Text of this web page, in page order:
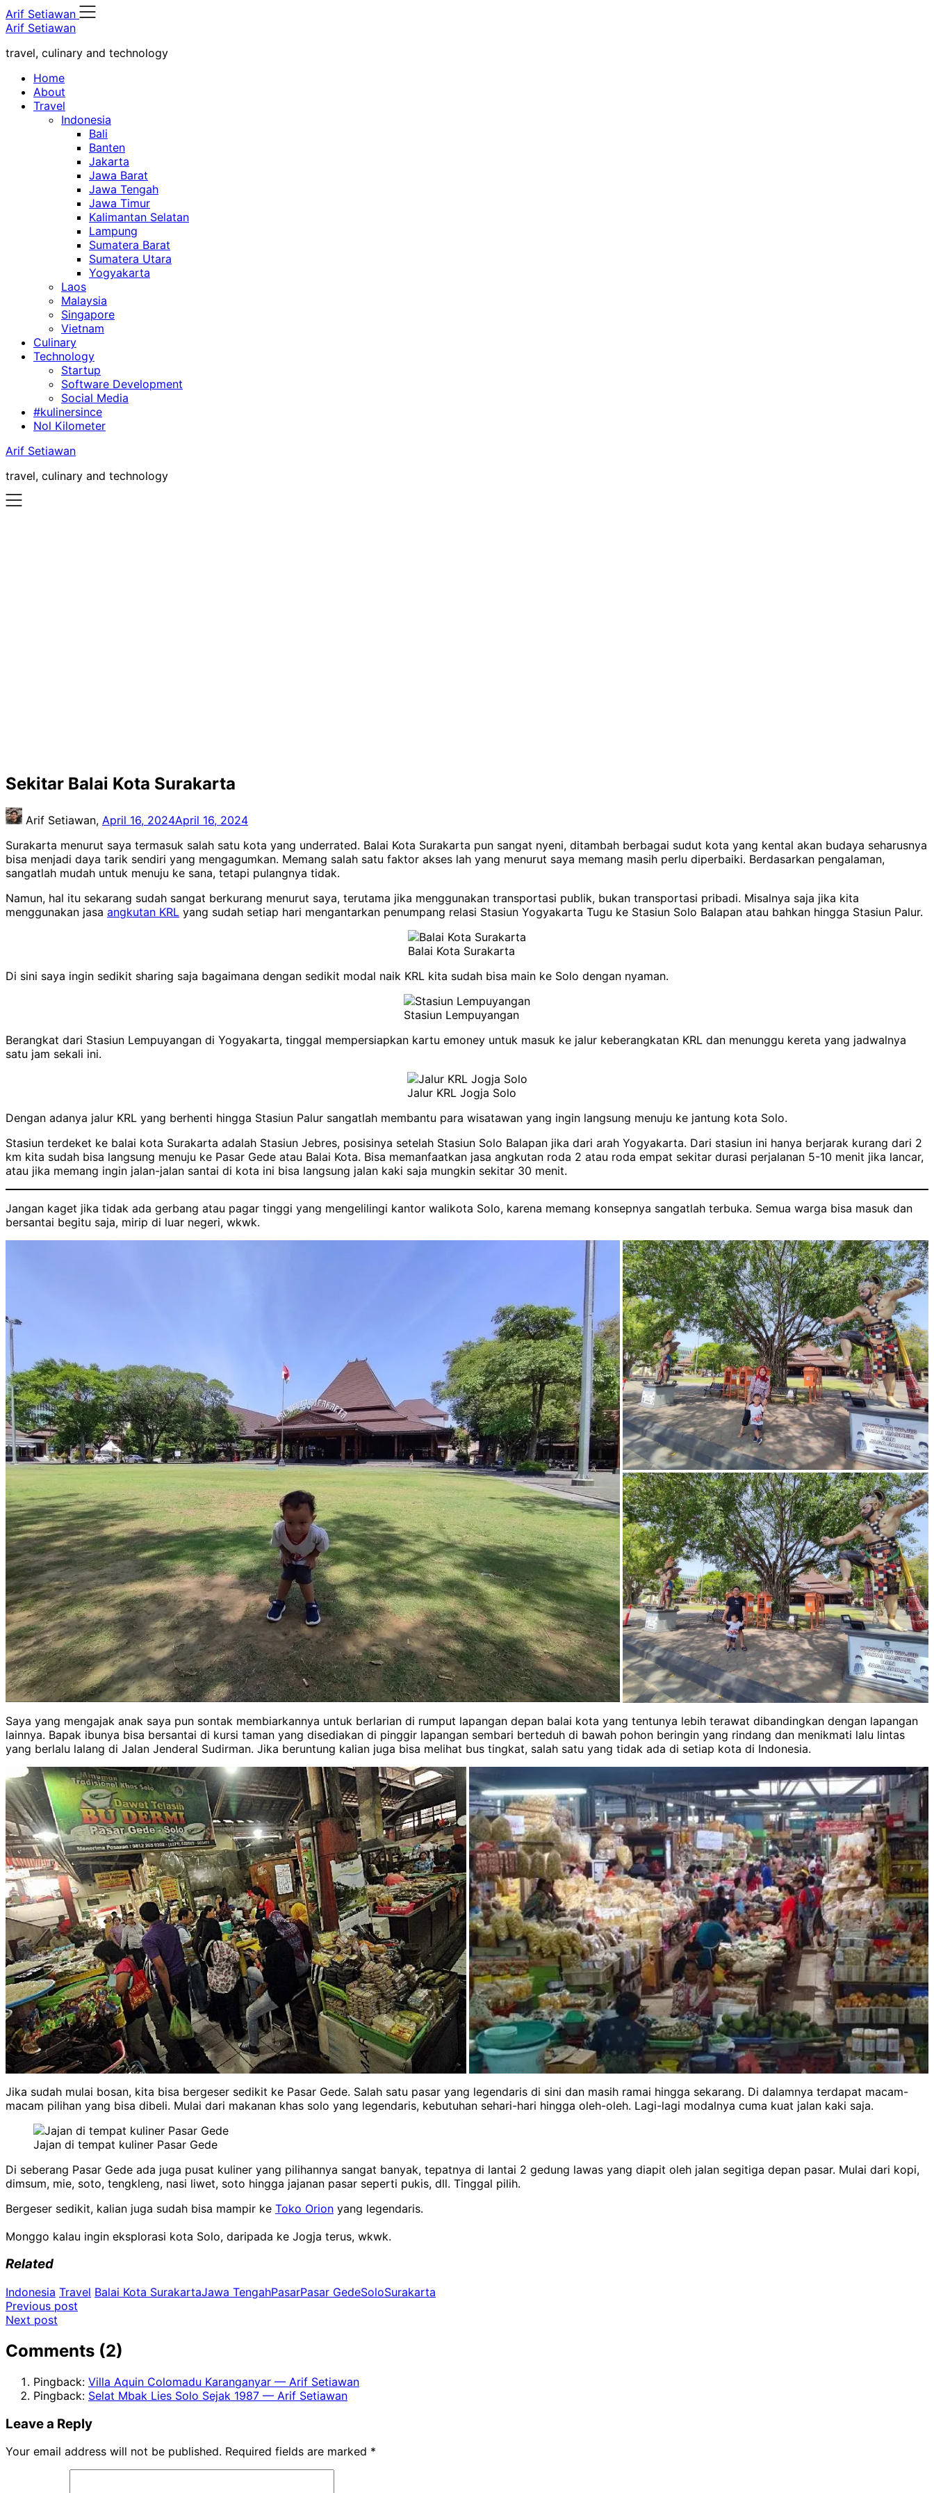
Skip
to
Arif Setiawan
Arif Setiawan
travel, culinary and technology
Home
About
Travel
Indonesia
Bali
Banten
Jakarta
Jawa Barat
Jawa Tengah
Jawa Timur
Kalimantan Selatan
Lampung
Sumatera Barat
Sumatera Utara
Yogyakarta
Laos
Malaysia
Singapore
Vietnam
Culinary
Technology
Startup
Software Development
Social Media
#kulinersince
Nol Kilometer
Arif Setiawan
travel, culinary and technology
Sekitar Balai Kota Surakarta
Arif Setiawan, April 16, 2024April 16, 2024
Surakarta menurut saya termasuk salah satu kota yang underrated. Balai Kota Surakarta pun sangat nyeni, ditambah berbagai sudut kota yang kental akan budaya seharusnya
bisa menjadi daya tarik sendiri yang mengagumkan. Memang salah satu faktor akses lah yang menurut saya memang masih perlu diperbaiki. Berdasarkan pengalaman,
sangatlah mudah untuk menuju ke sana, tetapi pulangnya tidak.
Namun, hal itu sekarang sudah sangat berkurang menurut saya, terutama jika menggunakan transportasi publik, bukan transportasi pribadi. Misalnya saja jika kita
menggunakan jasa angkutan KRL yang sudah setiap hari mengantarkan penumpang relasi Stasiun Yogyakarta Tugu ke Stasiun Solo Balapan atau bahkan hingga Stasiun Palur.
Balai Kota Surakarta
Di sini saya ingin sedikit sharing saja bagaimana dengan sedikit modal naik KRL kita sudah bisa main ke Solo dengan nyaman.
Stasiun Lempuyangan
Berangkat dari Stasiun Lempuyangan di Yogyakarta, tinggal mempersiapkan kartu emoney untuk masuk ke jalur keberangkatan KRL dan menunggu kereta yang jadwalnya
satu jam sekali ini.
Jalur KRL Jogja Solo
Dengan adanya jalur KRL yang berhenti hingga Stasiun Palur sangatlah membantu para wisatawan yang ingin langsung menuju ke jantung kota Solo.
Stasiun terdeket ke balai kota Surakarta adalah Stasiun Jebres, posisinya setelah Stasiun Solo Balapan jika dari arah Yogyakarta. Dari stasiun ini hanya berjarak kurang dari 2
km kita sudah bisa langsung menuju ke Pasar Gede atau Balai Kota. Bisa memanfaatkan jasa angkutan roda 2 atau roda empat sekitar durasi perjalanan 5-10 menit jika lancar,
atau jika memang ingin jalan-jalan santai di kota ini bisa langsung jalan kaki saja mungkin sekitar 30 menit.
Jangan kaget jika tidak ada gerbang atau pagar tinggi yang mengelilingi kantor walikota Solo, karena memang konsepnya sangatlah terbuka. Semua warga bisa masuk dan
bersantai begitu saja, mirip di luar negeri, wkwk.
Saya yang mengajak anak saya pun sontak membiarkannya untuk berlarian di rumput lapangan depan balai kota yang tentunya lebih terawat dibandingkan dengan lapangan
lainnya. Bapak ibunya bisa bersantai di kursi taman yang disediakan di pinggir lapangan sembari berteduh di bawah pohon beringin yang rindang dan menikmati lalu lintas
yang berlalu lalang di Jalan Jenderal Sudirman. Jika beruntung kalian juga bisa melihat bus tingkat, salah satu yang tidak ada di setiap kota di Indonesia.
Jika sudah mulai bosan, kita bisa bergeser sedikit ke Pasar Gede. Salah satu pasar yang legendaris di sini dan masih ramai hingga sekarang. Di dalamnya terdapat macam-
macam pilihan yang bisa dibeli. Mulai dari makanan khas solo yang legendaris, kebutuhan sehari-hari hingga oleh-oleh. Lagi-lagi modalnya cuma kuat jalan kaki saja.
Jajan di tempat kuliner Pasar Gede
Di seberang Pasar Gede ada juga pusat kuliner yang pilihannya sangat banyak, tepatnya di lantai 2 gedung lawas yang diapit oleh jalan segitiga depan pasar. Mulai dari kopi,
dimsum, mie, soto, tengkleng, nasi liwet, soto hingga jajanan pasar seperti pukis, dll. Tinggal pilih.
Bergeser sedikit, kalian juga sudah bisa mampir ke Toko Orion yang legendaris.
Monggo kalau ingin eksplorasi kota Solo, daripada ke Jogja terus, wkwk.
Related
Indonesia Travel Balai Kota SurakartaJawa TengahPasarPasar GedeSoloSurakarta
Post
navigation
Previous post
Next post
Comments (2)
Pingback: Villa Aquin Colomadu Karanganyar — Arif Setiawan
Pingback: Selat Mbak Lies Solo Sejak 1987 — Arif Setiawan
Leave a Reply
Your email address will not be published. Required fields are marked *